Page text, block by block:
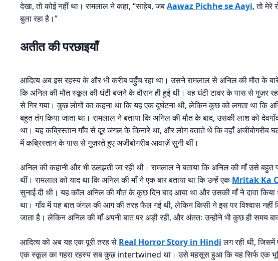
देखा, तो कोई नहीं था। रामलाल ने कहा, “साहेब, जबAawaz Pichhe se Aayi, तो मेरे
बुला रहा है।”
अतीत की परछाइयाँ
आदित्य अब इस रहस्य के और भी करीब पहुँच रहा था। उसने रामलाल से अनिल की मौत के
कि अनिल की मौत स्कूल की घंटी बजने के दौरान ही हुई थी। वह घंटी टावर के पास से गुज़र
से गिर गया। कुछ लोगों का कहना था कि यह एक दुर्घटना थी, लेकिन कुछ को लगता था कि
बहुत तंग किया जाता था। रामलाल ने बताया कि अनिल की मौत के बाद, उसकी लाश को
था। यह कब्रिस्तान गाँव से दूर जंगल के किनारे था, और लोग बताते थे कि वहाँ अजीबोगरीब
में कब्रिस्तान के पास से गुज़रते हुए अजीबोगरीब आवाज़ें सुनी थीं।
अनिल की कहानी और भी उलझती जा रही थी। रामलाल ने बताया कि अनिल की माँ उसे बहुत
थीं। रामलाल को याद था कि अनिल की माँ ने एक बार बताया था कि उन्हें एकMritak Ka
सुनाई दी थी। यह कॉल अनिल की मौत के कुछ दिन बाद आया था और उसकी माँ ने दावा
था। गाँव में यह बात जंगल की आग की तरह फैल गई थी, लेकिन किसी ने इस पर विश्वास
जाता है। लेकिन अनिल की माँ अपनी बात पर अड़ी रहीं, और अंततः उन्होंने भी कुछ ही समय
आदित्य को अब यह एक पूरी तरह से Real Horror Story in Hindiलग रही थी, जिसमें
एक स्कूल का गहरा रहस्य सब कुछ intertwined था। उसे महसूस हुआ कि यह सिर्फ एक